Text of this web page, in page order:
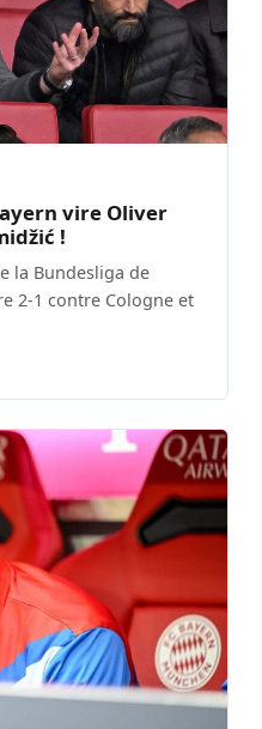
vire Oliver
!
la Bundesliga de
2-1 contre Cologne et